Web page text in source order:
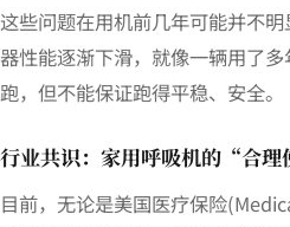
这些问题在用机前几年可能并不
器性能逐渐下滑，就像一辆用了
跑，但不能保证跑得平稳、安全。
行业共识：家用呼吸机的“合
目前，无论是美国医疗保险